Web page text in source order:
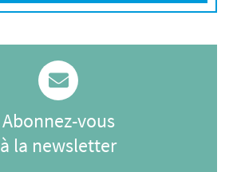
Abonnez-vous
à la newsletter